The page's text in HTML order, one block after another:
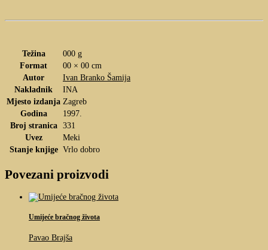
Težina
000 g
Format
00 × 00 cm
Autor
Ivan Branko Šamija
Nakladnik
INA
Mjesto izdanja Zagreb
Godina
1997.
Broj stranica
331
Uvez
Meki
Stanje knjige Vrlo dobro
Povezani proizvodi
Umijeće bračnog života
Pavao Brajša